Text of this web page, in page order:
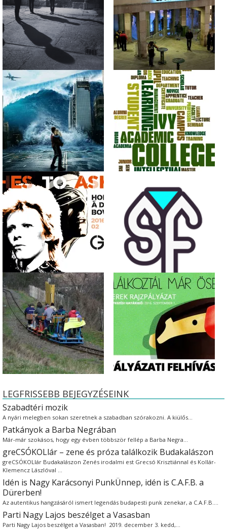
LEGFRISSEBB BEJEGYZÉSEINK
Szabadtéri mozik
A nyári melegben sokan szeretnek a szabadban szórakozni. A kiülős…
Patkányok a Barba Negrában
Már-már szokásos, hogy egy évben többször fellép a Barba Negra…
greCSÓKOLlár – zene és próza találkozik Budakalászon
greCSÓKOLlár Budakalászon Zenés irodalmi est Grecsó Krisztiánnal és Kollár-
Klemencz Lászlóval …
Idén is Nagy Karácsonyi PunkÜnnep, idén is C.A.F.B. a
Dürerben!
Az autentikus hangzásáról ismert legendás budapesti punk zenekar, a C.A.F.B.…
Parti Nagy Lajos beszélget a Vasasban
Parti Nagy Lajos beszélget a Vasasban! 2019. december 3. kedd,…